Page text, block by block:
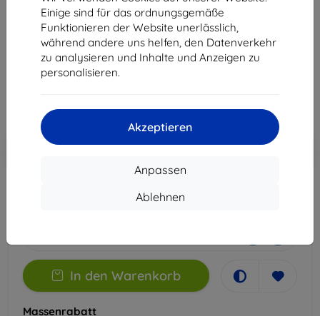
Einige sind für das ordnungsgemäße
Funktionieren der Website unerlässlich,
während andere uns helfen, den Datenverkehr
zu analysieren und Inhalte und Anzeigen zu
personalisieren.
Akzeptieren
Anpassen
Ablehnen
Galaxy XCover 7 Pro
Geeignet für: Samsung Galaxy Xcover 7 Pro
12,90 €
11,61 €
ohne MWSt9,76 €
Rabatt mit Gutschein
In den
In den Warenkorb
Massenrabatt